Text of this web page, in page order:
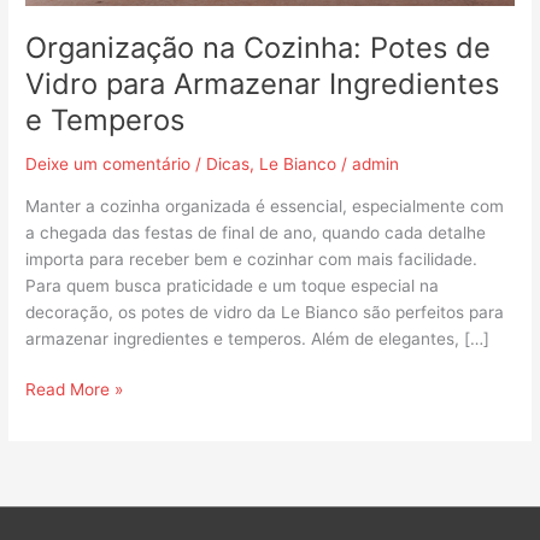
Organização na Cozinha: Potes de
Vidro para Armazenar Ingredientes
e Temperos
Deixe um comentário / Dicas, Le Bianco /admin
Manter a cozinha organizada é essencial, especialmente com
a chegada das festas de final de ano, quando cada detalhe
importa para receber bem e cozinhar com mais facilidade.
Para quem busca praticidade e um toque especial na
decoração, os potes de vidro da Le Bianco são perfeitos para
armazenar ingredientes e temperos. Além de elegantes, […]
e
Temperos
Read More »